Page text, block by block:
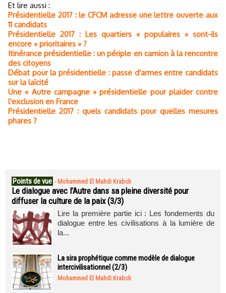
Et lire aussi :
Présidentielle 2017 : le CFCM adresse une lettre ouverte aux
11 candidats
Présidentielle 2017 : Les quartiers « populaires » sont-ils
encore « prioritaires » ?
Itinérance présidentielle : un périple en camion à la rencontre
des citoyens
Débat pour la présidentielle : passe d'armes entre candidats
sur la laïcité
Une « Autre campagne » présidentielle pour plaider contre
l'exclusion en France
Présidentielle 2017 : quels candidats pour quelles mesures
phares ?
Points de vue - Mohammed El Mahdi Krabch
Le dialogue avec l’Autre dans sa pleine diversité pour
diffuser la culture de la paix (3/3)
Lire la première partie ici : Les fondements du
dialogue entre les civilisations à la lumière de
la...
La sira prophétique comme modèle de dialogue
intercivilisationnel (2/3)
Mohammed El Mahdi Krabch